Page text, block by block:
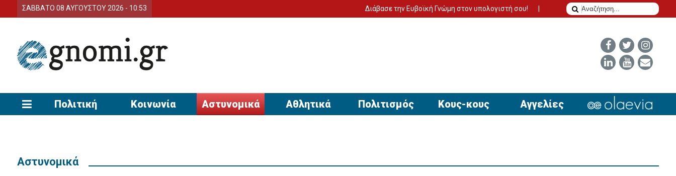
ΣΑΒΒΑΤΟ 08 ΑΥΓΟΥΣΤΟΥ 2026 - 10:53 Διάβασε την Ευβοϊκή Γνώμη στον υπολογιστή σου! Το δίδυμο της επιτυχίας για να έχει απήχηση η
Πολιτική Κοινωνία Αστυνομικά Αθλητικά Πολιτισμός Κους-κους Αγγελίες
Αστυνομικά